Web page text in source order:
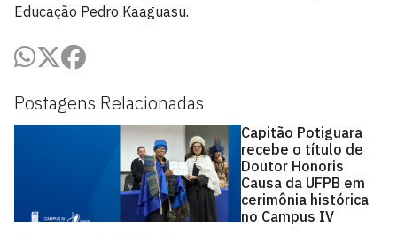
Postagens Relacionadas
Capitão Potiguara
recebe o título de
Doutor Honoris
Causa da UFPB em
cerimônia histórica
no Campus IV
Educação Pedro Kaaguasu.